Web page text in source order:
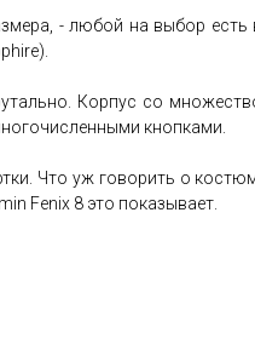
- любой на выбор есть
Корпус со
кнопками.
Что уж говорить о
Fenix 8 это показывает.